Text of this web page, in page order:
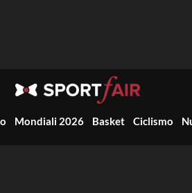
Mondiali 2026 Basket Ciclismo